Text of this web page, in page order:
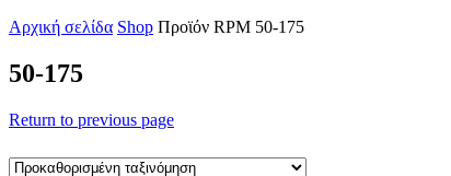
Αρχική σελίδα Shop Προϊόν RPM 50-175
50-175
Return to previous page